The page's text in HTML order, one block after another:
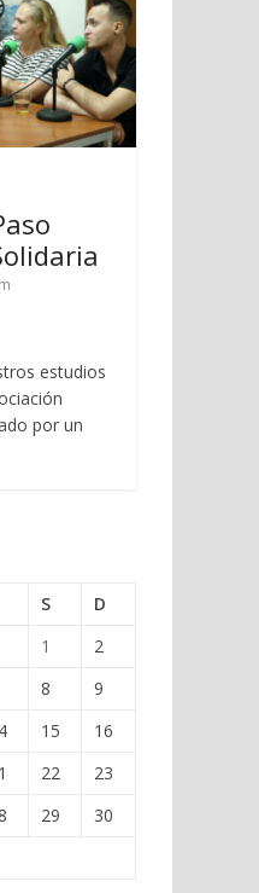
estudios
por un
S
D
1
2
8
9
15
16
22
23
29
30